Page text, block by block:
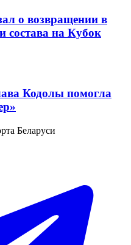
о возвращении в
состава на Кубок
Кодолы помогла
Беларуси